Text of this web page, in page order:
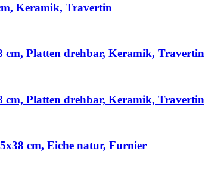
Keramik, Travertin
cm, Platten drehbar, Keramik, Travertin
cm, Platten drehbar, Keramik, Travertin
cm, Eiche natur, Furnier